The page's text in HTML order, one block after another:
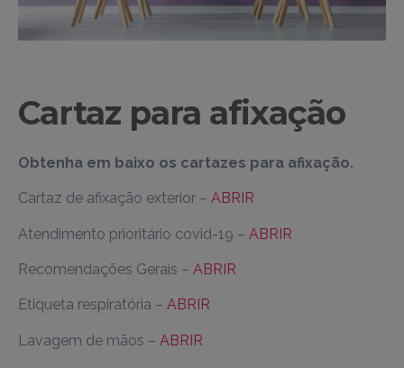
Cartaz para afixação
Obtenha em baixo os cartazes para afixação.
Cartaz de afixação exterior – ABRIR
Atendimento prioritário covid-19 – ABRIR
Recomendações Gerais – ABRIR
Etiqueta respiratória – ABRIR
Lavagem de mãos – ABRIR